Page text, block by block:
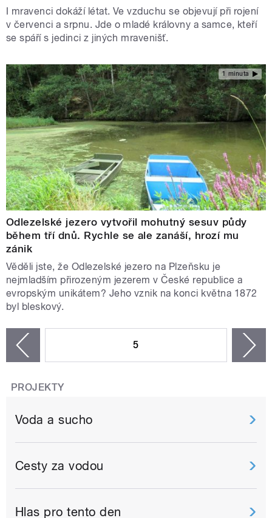
I mravenci dokáží létat. Ve vzduchu se objevují při rojení
v červenci a srpnu. Jde o mladé královny a samce, kteří
se spáří s jedinci z jiných mravenišť.
1 minuta
Odlezelské jezero vytvořil mohutný sesuv půdy
během tří dnů. Rychle se ale zanáší, hrozí mu
zánik
Věděli jste, že Odlezelské jezero na Plzeňsku je
nejmladším přirozeným jezerem v České republice a
evropským unikátem? Jeho vznik na konci května 1872
byl bleskový.
5
PROJEKTY
Voda a sucho
Cesty za vodou
Hlas pro tento den